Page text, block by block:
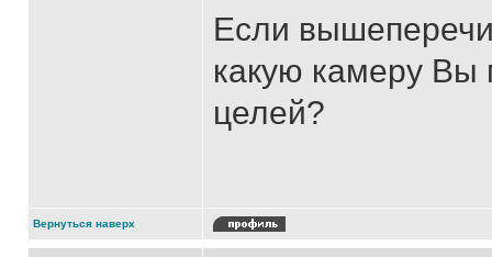
Если
какую камеру Вы
целей?
Вернуться наверх